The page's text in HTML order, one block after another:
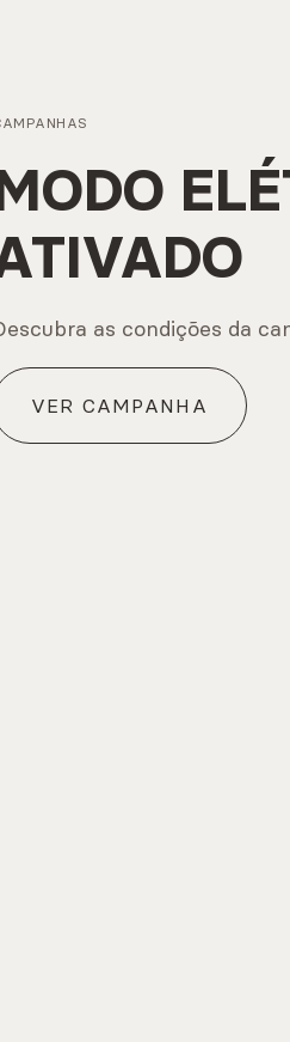
as condições da
VER CAMPANHA